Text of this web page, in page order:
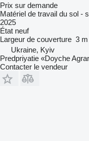
Prix sur demande
Matériel de travail du sol -
2025
État neuf
Largeur de couverture 3 m
Ukraine, Kyiv
Predpriyatie «Doyche
Contacter le vendeur